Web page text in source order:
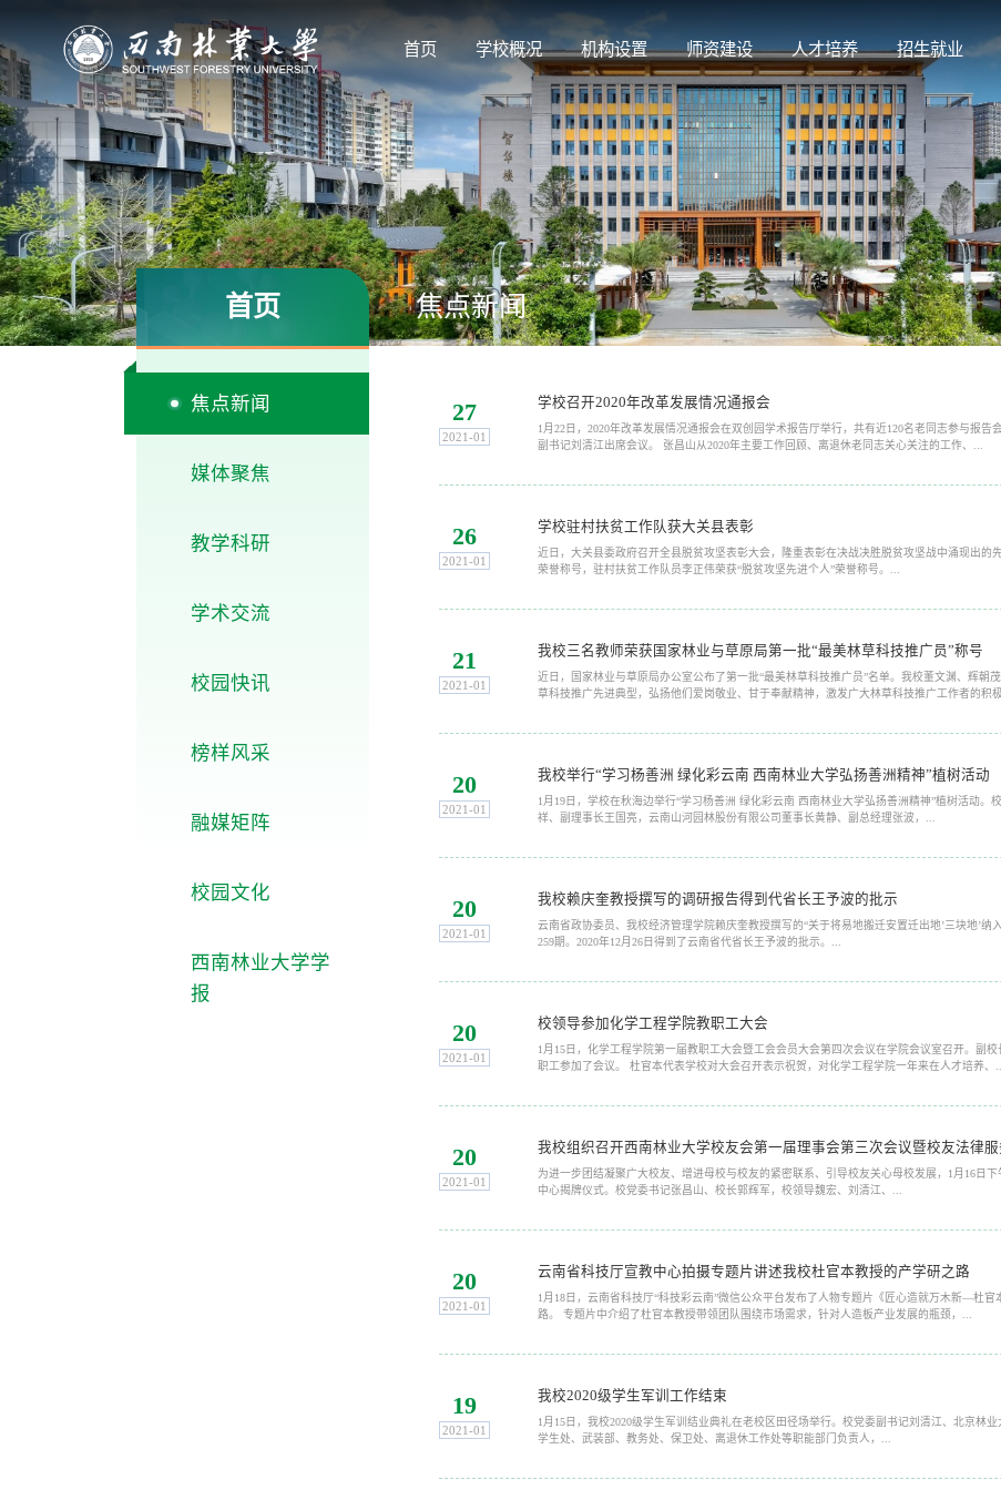
首页 学校概况 机构设置 师资建设 人才培养 招生就业
首页
焦点新闻
媒体聚焦
教学科研
学术交流
校园快讯
榜样风采
融媒矩阵
校园文化
西南林业大学学
报
焦点新闻
27
2021-01
学校召开2020年改革发展情况通报会
1月22日，2020年改革发展情况通报会在双创园学术报告厅举行，共有近120名老同志参与报
副书记刘清江出席会议。 张昌山从2020年主要工作回顾、离退休老同志关心关注的工作、...
26
2021-01
学校驻村扶贫工作队获大关县表彰
近日，大关县委政府召开全县脱贫攻坚表彰大会，隆重表彰在决战决胜脱贫攻坚战中涌现出的
荣誉称号，驻村扶贫工作队员李正伟荣获“脱贫攻坚先进个人”荣誉称号。...
21
2021-01
我校三名教师荣获国家林业与草原局第一批“最美林草科技推广员”称号
近日，国家林业与草原局办公室公布了第一批“最美林草科技推广员”名单。我校董文渊、辉
草科技推广先进典型，弘扬他们爱岗敬业、甘于奉献精神，激发广大林草科技推广工作者的积极
20
2021-01
我校举行“学习杨善洲 绿化彩云南 西南林业大学弘扬善洲精神”植树活动
1月19日，学校在秋海边举行“学习杨善洲 绿化彩云南 西南林业大学弘扬善洲精神”植树活动
祥、副理事长王国亮，云南山河园林股份有限公司董事长黄静、副总经理张波，...
20
2021-01
我校赖庆奎教授撰写的调研报告得到代省长王予波的批示
云南省政协委员、我校经济管理学院赖庆奎教授撰写的“关于将易地搬迁安置迁出地’三块地’
259期。2020年12月26日得到了云南省代省长王予波的批示。...
20
2021-01
校领导参加化学工程学院教职工大会
1月15日，化学工程学院第一届教职工大会暨工会会员大会第四次会议在学院会议室召开。副
职工参加了会议。 杜官本代表学校对大会召开表示祝贺，对化学工程学院一年来在人才培养、...
20
2021-01
我校组织召开西南林业大学校友会第一届理事会第三次会议暨校友法律
为进一步团结凝聚广大校友、增进母校与校友的紧密联系、引导校友关心母校发展，1月16日
中心揭牌仪式。校党委书记张昌山、校长郭辉军，校领导魏宏、刘清江、...
20
2021-01
云南省科技厅宣教中心拍摄专题片讲述我校杜官本教授的产学研之路
1月18日，云南省科技厅“科技彩云南”微信公众平台发布了人物专题片《匠心造就万木新—杜
路。 专题片中介绍了杜官本教授带领团队围绕市场需求，针对人造板产业发展的瓶颈，...
19
2021-01
我校2020级学生军训工作结束
1月15日，我校2020级学生军训结业典礼在老校区田径场举行。校党委副书记刘清江、北京林
学生处、武装部、教务处、保卫处、离退休工作处等职能部门负责人，...